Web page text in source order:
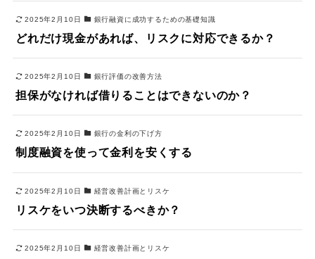
2025年2月10日 銀行融資に成功するための基礎知識
どれだけ現金があれば、リスクに対応できるか？
2025年2月10日 銀行評価の改善方法
担保がなければ借りることはできないのか？
2025年2月10日 銀行の金利の下げ方
制度融資を使って金利を安くする
2025年2月10日 経営改善計画とリスケ
リスケをいつ決断するべきか？
2025年2月10日 経営改善計画とリスケ